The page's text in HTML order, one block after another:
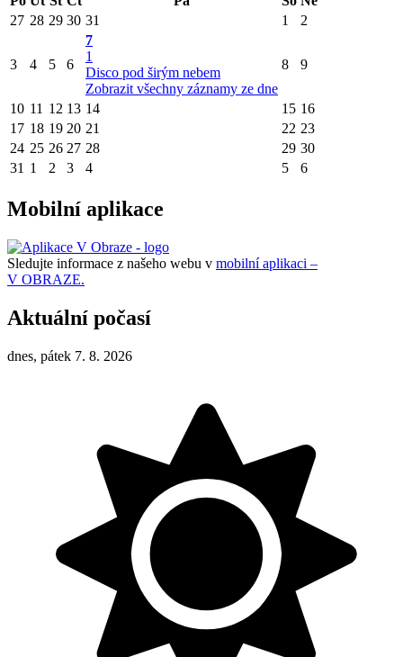
27 28 29 30 31 1 2
3 4 5 6
7
1
Disco pod širým nebem
Zobrazit všechny záznamy ze dne
8 9
10 11 12 13 14 15 16
17 18 19 20 21 22 23
24 25 26 27 28 29 30
31 1 2 3 4 5 6
Mobilní aplikace
Sledujte informace z našeho webu v mobilní aplikaci –
V OBRAZE.
Aktuální počasí
dnes, pátek 7. 8. 2026